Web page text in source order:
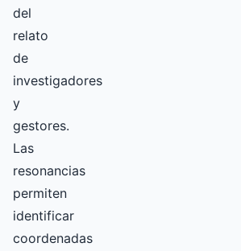
del
relato
de
investigadores
y
gestores.
Las
resonancias
permiten
identificar
coordenadas